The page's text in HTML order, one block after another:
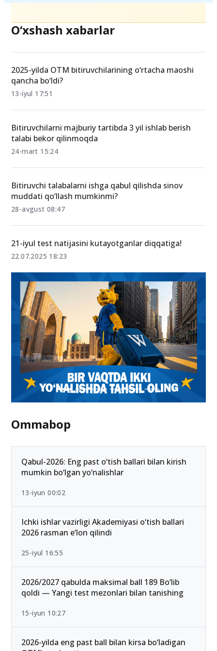
O‘xshash xabarlar
qancha bo‘ldi?
13-iyul 17:51
talabi bekor qilinmoqda
24-mart 15:24
muddati qo‘llash mumkinmi?
28-avgust 08:47
22.07.2025 18:23
Ommabop
Qabul-2026: Eng past o‘tish ballari bilan kirish
mumkin bo‘lgan yo‘nalishlar
13-iyun 00:02
Ichki ishlar vazirligi Akademiyasi o‘tish ballari
2026 rasman e’lon qilindi
25-iyul 16:55
2026/2027 qabulda maksimal ball 189 Bo‘lib
qoldi — Yangi test mezonlari bilan tanishing
15-iyun 10:27